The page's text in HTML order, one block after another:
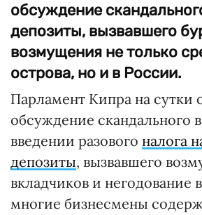
обсуждение
депозиты, вызвавшего
возмущения не только
острова, но и в России.
Парламент Кипра на сутки
обсуждение скандального
введении разового налога
депозиты, вызвавшего
вкладчиков и негодование
многие бизнесмены